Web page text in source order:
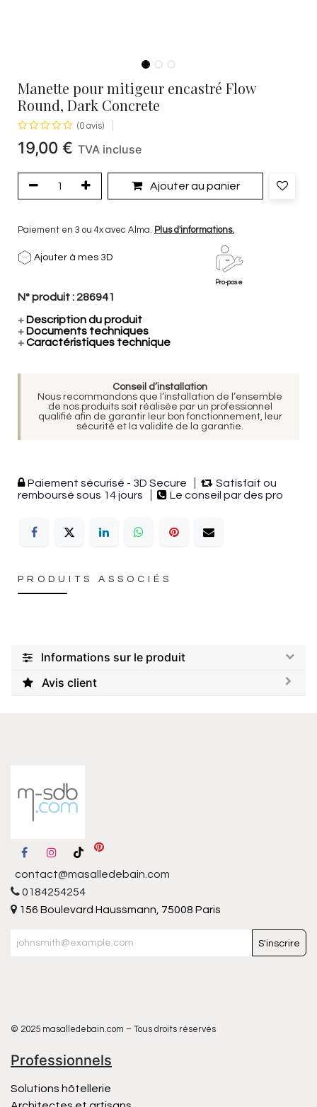
Manette pour mitigeur encastré Flow
Round, Dark Concrete
(0 avis)
19,00 € TVA incluse
Ajouter au panier
Paiement en 3 ou 4x avec Alma. Plus d'informations.
Ajouter à mes 3D
Pro-pose
N° produit : 286941
+ Description du produit
+ Documents techniques
+Caractéristiques technique
Conseil d’installation
Nous recommandons que l’installation de l’ensemble
de nos produits soit réalisée par un professionnel
qualifié afin de garantir leur bon fonctionnement, leur
sécurité et la validité de la garantie.
Paiement sécurisé - 3D Secure
Satisfait ou
remboursé sous 14 jours
Le conseil par des pro
PRODUITS ASSOCIÉS
Informations sur le produit
Avis client
contact@masalledebain.com
0184254254
156 Boulevard Haussmann, 75008 Paris
S'inscrire
© 2025 masalledebain.com – Tous droits réservés
Professionnels
Solutions hôtellerie